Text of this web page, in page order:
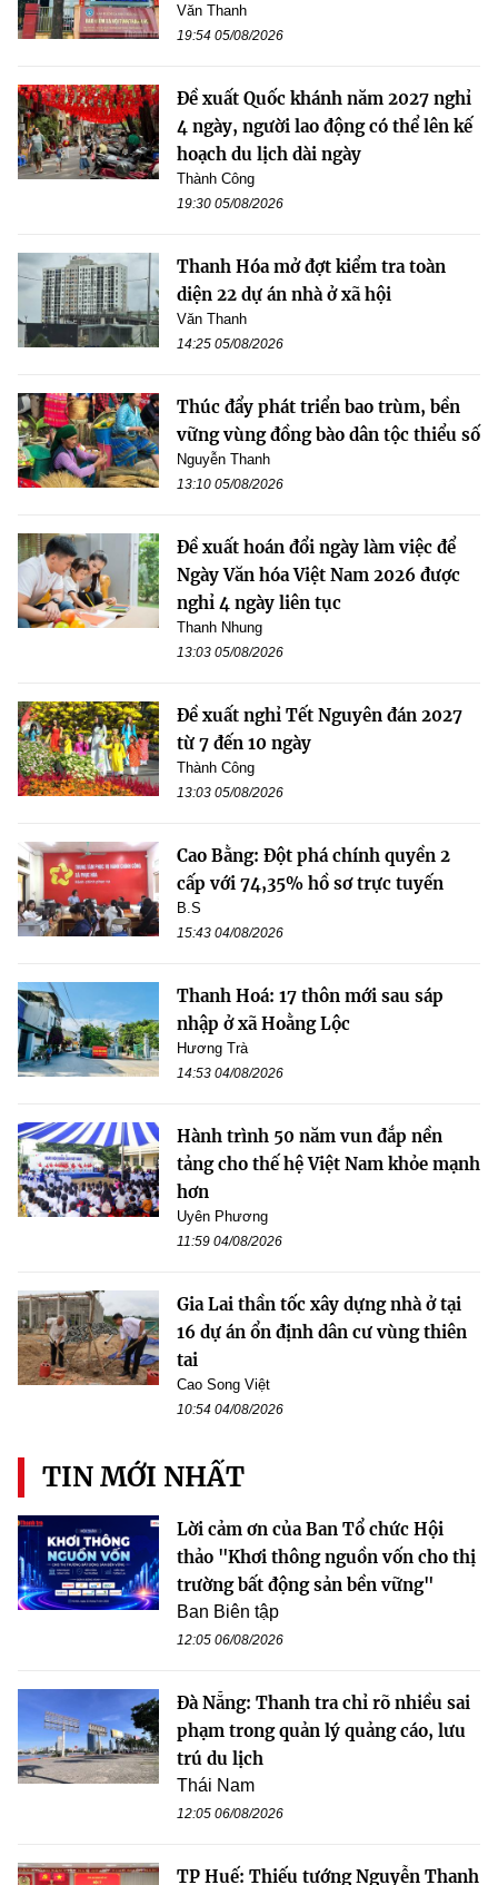
Văn Thanh
19:54 05/08/2026
Đề xuất Quốc khánh năm 2027 nghỉ
4 ngày, người lao động có thể lên kế
hoạch du lịch dài ngày
Thành Công
19:30 05/08/2026
Thanh Hóa mở đợt kiểm tra toàn
diện 22 dự án nhà ở xã hội
Văn Thanh
14:25 05/08/2026
Thúc đẩy phát triển bao trùm, bền
vững vùng đồng bào dân tộc thiểu số
Nguyễn Thanh
13:10 05/08/2026
Đề xuất hoán đổi ngày làm việc để
Ngày Văn hóa Việt Nam 2026 được
nghỉ 4 ngày liên tục
Thanh Nhung
13:03 05/08/2026
Đề xuất nghỉ Tết Nguyên đán 2027
từ 7 đến 10 ngày
Thành Công
13:03 05/08/2026
Cao Bằng: Đột phá chính quyền 2
cấp với 74,35% hồ sơ trực tuyến
B.S
15:43 04/08/2026
Thanh Hoá: 17 thôn mới sau sáp
nhập ở xã Hoằng Lộc
Hương Trà
14:53 04/08/2026
Hành trình 50 năm vun đắp nền
tảng cho thế hệ Việt Nam khỏe mạnh
hơn
Uyên Phương
11:59 04/08/2026
Gia Lai thần tốc xây dựng nhà ở tại
16 dự án ổn định dân cư vùng thiên
tai
Cao Song Việt
10:54 04/08/2026
TIN MỚI NHẤT
Lời cảm ơn của Ban Tổ chức Hội
thảo "Khơi thông nguồn vốn cho thị
trường bất động sản bền vững"
Ban Biên tập
12:05 06/08/2026
Đà Nẵng: Thanh tra chỉ rõ nhiều sai
phạm trong quản lý quảng cáo, lưu
trú du lịch
Thái Nam
12:05 06/08/2026
TP Huế: Thiếu tướng Nguyễn Thanh